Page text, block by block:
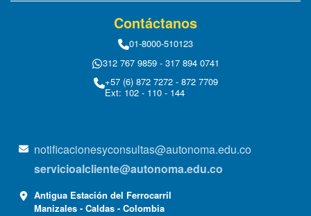
Contáctanos
01-8000-510123
312 767 9859 - 317 894 0741
+57 (6) 872 7272 - 872 7709
Ext: 102 - 110 - 144
notificacionesyconsultas@autonoma.edu.co
servicioalcliente@autonoma.edu.co
Antigua Estación del Ferrocarril
Manizales - Caldas - Colombia